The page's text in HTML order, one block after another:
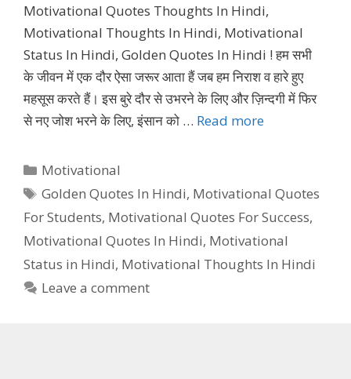
Motivational Quotes Thoughts In Hindi,
Motivational Thoughts In Hindi, Motivational
Status In Hindi, Golden Quotes In Hindi ! हम सभी
के जीवन में एक दौर ऐसा जरूर आता हैं जब हम निराश व हारे हुए
महसूस करते हैं। इस बुरे दौर से उभरने के लिए और ज़िन्दगी में फिर
से नए जोश भरने के लिए, इंसान को … Read more
Categories
Motivational
Tags
Golden Quotes In Hindi, Motivational Quotes
For Students, Motivational Quotes For Success,
Motivational Quotes In Hindi, Motivational
Status in Hindi, Motivational Thoughts In Hindi
Leave a comment